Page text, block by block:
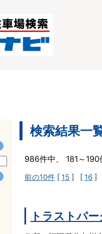
検索結果一
986件中、 181～
前の10件 [ 15 ] [ 16 ]
トラストパ